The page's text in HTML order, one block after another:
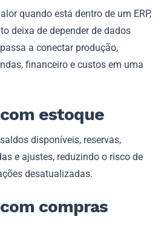
quando está dentro de um ERP,
deixa de depender de dados
a conectar produção,
financeiro e custos em uma
estoque
disponíveis, reservas,
e ajustes, reduzindo o risco de
desatualizadas.
compras